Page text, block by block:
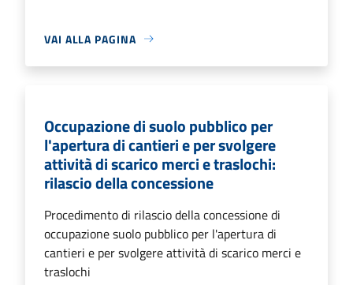
VAI ALLA PAGINA
Occupazione di suolo pubblico per
l'apertura di cantieri e per svolgere
attività di scarico merci e traslochi:
rilascio della concessione
Procedimento di rilascio della concessione di
occupazione suolo pubblico per l'apertura di
cantieri e per svolgere attività di scarico merci e
traslochi